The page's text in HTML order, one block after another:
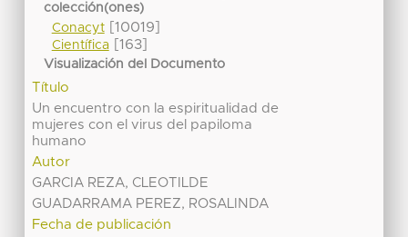
colección(ones)
Conacyt[10019]
Científica[163]
Visualización del Documento
Título
Un encuentro con la espiritualidad de
mujeres con el virus del papiloma
humano
Autor
GARCIA REZA, CLEOTILDE
GUADARRAMA PEREZ, ROSALINDA
Fecha de publicación